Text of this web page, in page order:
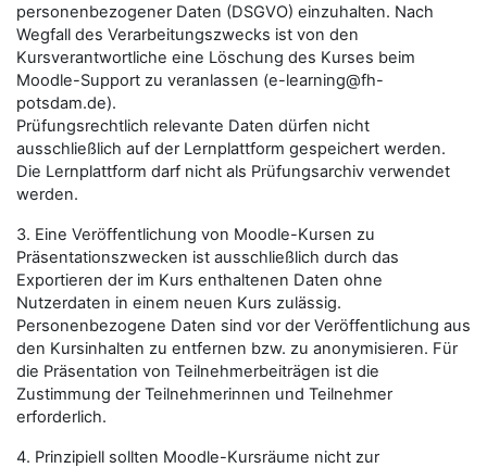
personenbezogener Daten (DSGVO) einzuhalten. Nach
Wegfall des Verarbeitungszwecks ist von den
Kursverantwortliche eine Löschung des Kurses beim
Moodle-Support zu veranlassen (e-learning@fh-
potsdam.de).
Prüfungsrechtlich relevante Daten dürfen nicht
ausschließlich auf der Lernplattform gespeichert werden.
Die Lernplattform darf nicht als Prüfungsarchiv verwendet
werden.
3. Eine Veröffentlichung von Moodle-Kursen zu
Präsentationszwecken ist ausschließlich durch das
Exportieren der im Kurs enthaltenen Daten ohne
Nutzerdaten in einem neuen Kurs zulässig.
Personenbezogene Daten sind vor der Veröffentlichung aus
den Kursinhalten zu entfernen bzw. zu anonymisieren. Für
die Präsentation von Teilnehmerbeiträgen ist die
Zustimmung der Teilnehmerinnen und Teilnehmer
erforderlich.
4. Prinzipiell sollten Moodle-Kursräume nicht zur